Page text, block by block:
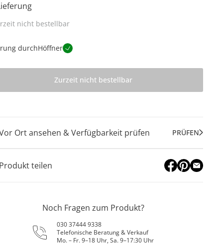
nicht bestellbar
durchHöffner
Zurzeit nicht bestellbar
Ort ansehen & Verfügbarkeit prüfen PRÜFEN
teilen
Noch Fragen zum Produkt?
030 37444 9338
Telefonische Beratung & Verkauf
Mo. – Fr. 9–18 Uhr, Sa. 9–17:30 Uhr